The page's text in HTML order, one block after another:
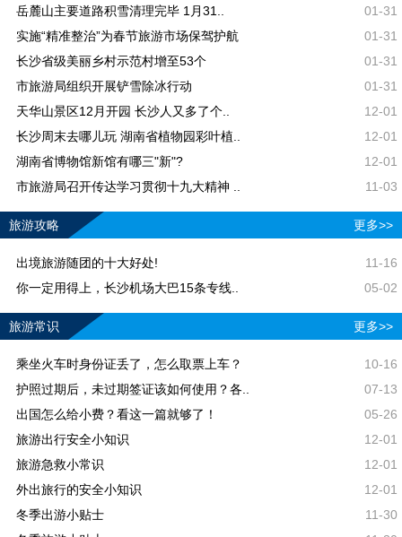
岳麓山主要道路积雪清理完毕 1月31..
01-31
实施“精准整治”为春节旅游市场保驾护航
01-31
长沙省级美丽乡村示范村增至53个
01-31
市旅游局组织开展铲雪除冰行动
01-31
天华山景区12月开园 长沙人又多了个..
12-01
长沙周末去哪儿玩 湖南省植物园彩叶植..
12-01
湖南省博物馆新馆有哪三"新"?
12-01
市旅游局召开传达学习贯彻十九大精神 ..
11-03
旅游攻略 更多>>
出境旅游随团的十大好处!
11-16
你一定用得上，长沙机场大巴15条专线..
05-02
旅游常识 更多>>
乘坐火车时身份证丢了，怎么取票上车？
10-16
护照过期后，未过期签证该如何使用？各..
07-13
出国怎么给小费？看这一篇就够了！
05-26
旅游出行安全小知识
12-01
旅游急救小常识
12-01
外出旅行的安全小知识
12-01
冬季出游小贴士
11-30